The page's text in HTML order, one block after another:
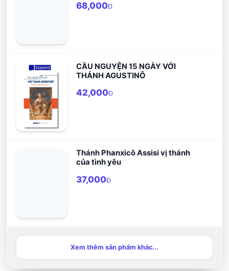
68,000Đ
CẦU NGUYỆN 15 NGÀY VỚI
THÁNH AGUSTINÔ
42,000Đ
Thánh Phanxicô Assisi vị thánh
của tình yêu
37,000Đ
Xem thêm sản phẩm khác...